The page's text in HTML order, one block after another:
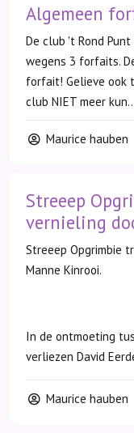
Algemeen
De club 't Rond
wegens 3 forfaits.
forfait! Gelieve ook
club NIET meer
Maurice hauben
Streeep
vernieling
Streeep Opgrimbie
Manne Kinrooi.
In de ontmoeting
verliezen David
Maurice hauben